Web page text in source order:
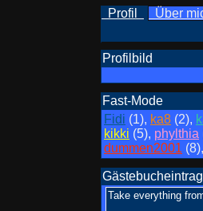
Profil Über
Profilbild
Fast-Mode
Fidi (1), ka8 (2),
kikki (5), phylthia
dummen2001 (8),
Gästebucheintrag